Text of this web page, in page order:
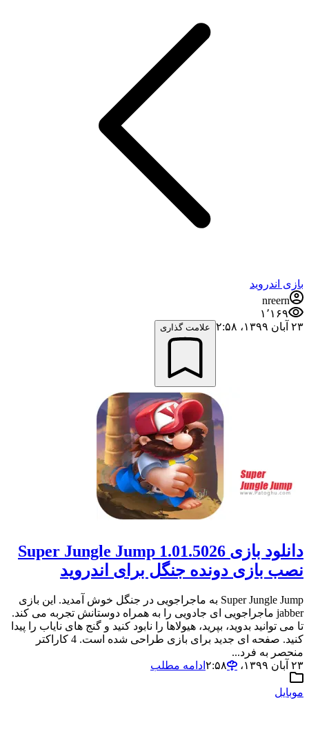
بازی اندروید
nreern
۱٬۱۶۹
۲۳ آبان ۱۳۹۹،‏ ۲:۵۸
علامت گذاری
دانلود بازی 1.01.5026 Super Jungle Jump
نصب بازی دونده جنگل برای اندروید
Super Jungle Jump به ماجراجویی در جنگل خوش آمدید. این بازی
jabber ماجراجویی ای جادویی را به همراه دوستانش تجربه می کند.
تا می توانید بدوید، بپرید، هیولاها را نابود کنید و گنج های نایاب را پیدا
کنید. صفحه ای جدید برای بازی طراحی شده است. 4 کاراکتر
منحصر به فرد...
۲۳ آبان ۱۳۹۹،‏ ۲:۵۸
ادامه مطلب
موبایل